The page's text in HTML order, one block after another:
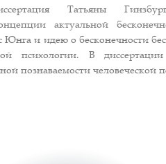
Татьяны
актуальной
Юнга и идею о бесконечности
психологии. В диссертации
познаваемости человеческой